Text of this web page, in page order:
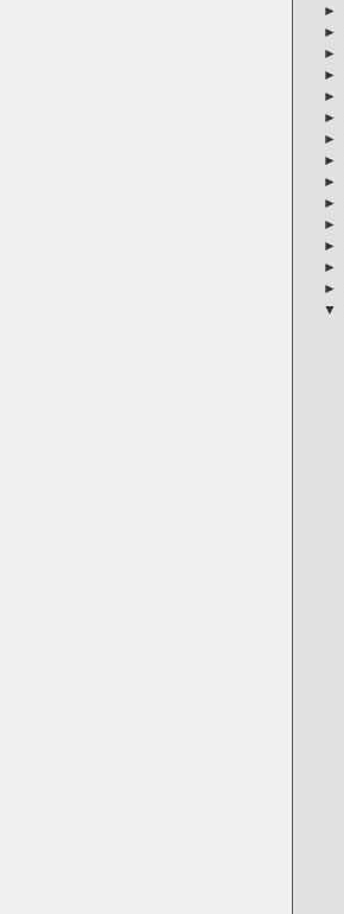
►
►
►
►
►
►
►
►
►
►
►
►
►
►
▼